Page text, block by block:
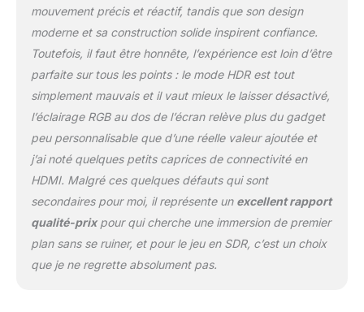
antiscintillement HDR
READY & NIGHT VISION -
Les écrans HDR Ready
offrent un contraste
dynamique réaliste qui
imite l'adaptation de l'œil
humain aux conditions
d'éclairage changeantes
(1:4000, 1:100M DCR); MSI
Night Vision assiste dans
les scènes de jeu les
plus sombres
POLYVALENTE - Les
options d'interface PC,
Mac, console, mobile &
mouvement précis et réactif, tandis que son design
moderne et sa construction solide inspirent confiance.
Toutefois, il faut être honnête, l’expérience est loin d’être
parfaite sur tous les points : le mode HDR est tout
simplement mauvais et il vaut mieux le laisser désactivé,
l’éclairage RGB au dos de l’écran relève plus du gadget
peu personnalisable que d’une réelle valeur ajoutée et
j’ai noté quelques petits caprices de connectivité en
HDMI. Malgré ces quelques défauts qui sont
secondaires pour moi, il représente un excellent rapport
qualité-prixpour qui cherche une immersion de premier
plan sans se ruiner, et pour le jeu en SDR, c’est un choix
que je ne regrette absolument pas.